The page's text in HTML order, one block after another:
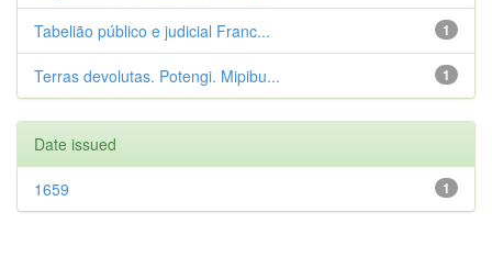
1
Tabelião público e judicial Franc...
1
Terras devolutas. Potengi. Mipibu...
Date issued
1
1659